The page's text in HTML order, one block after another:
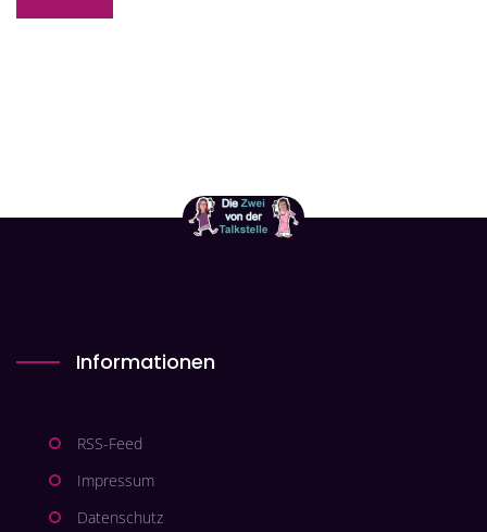
Informationen
RSS-Feed
Impressum
Datenschutz